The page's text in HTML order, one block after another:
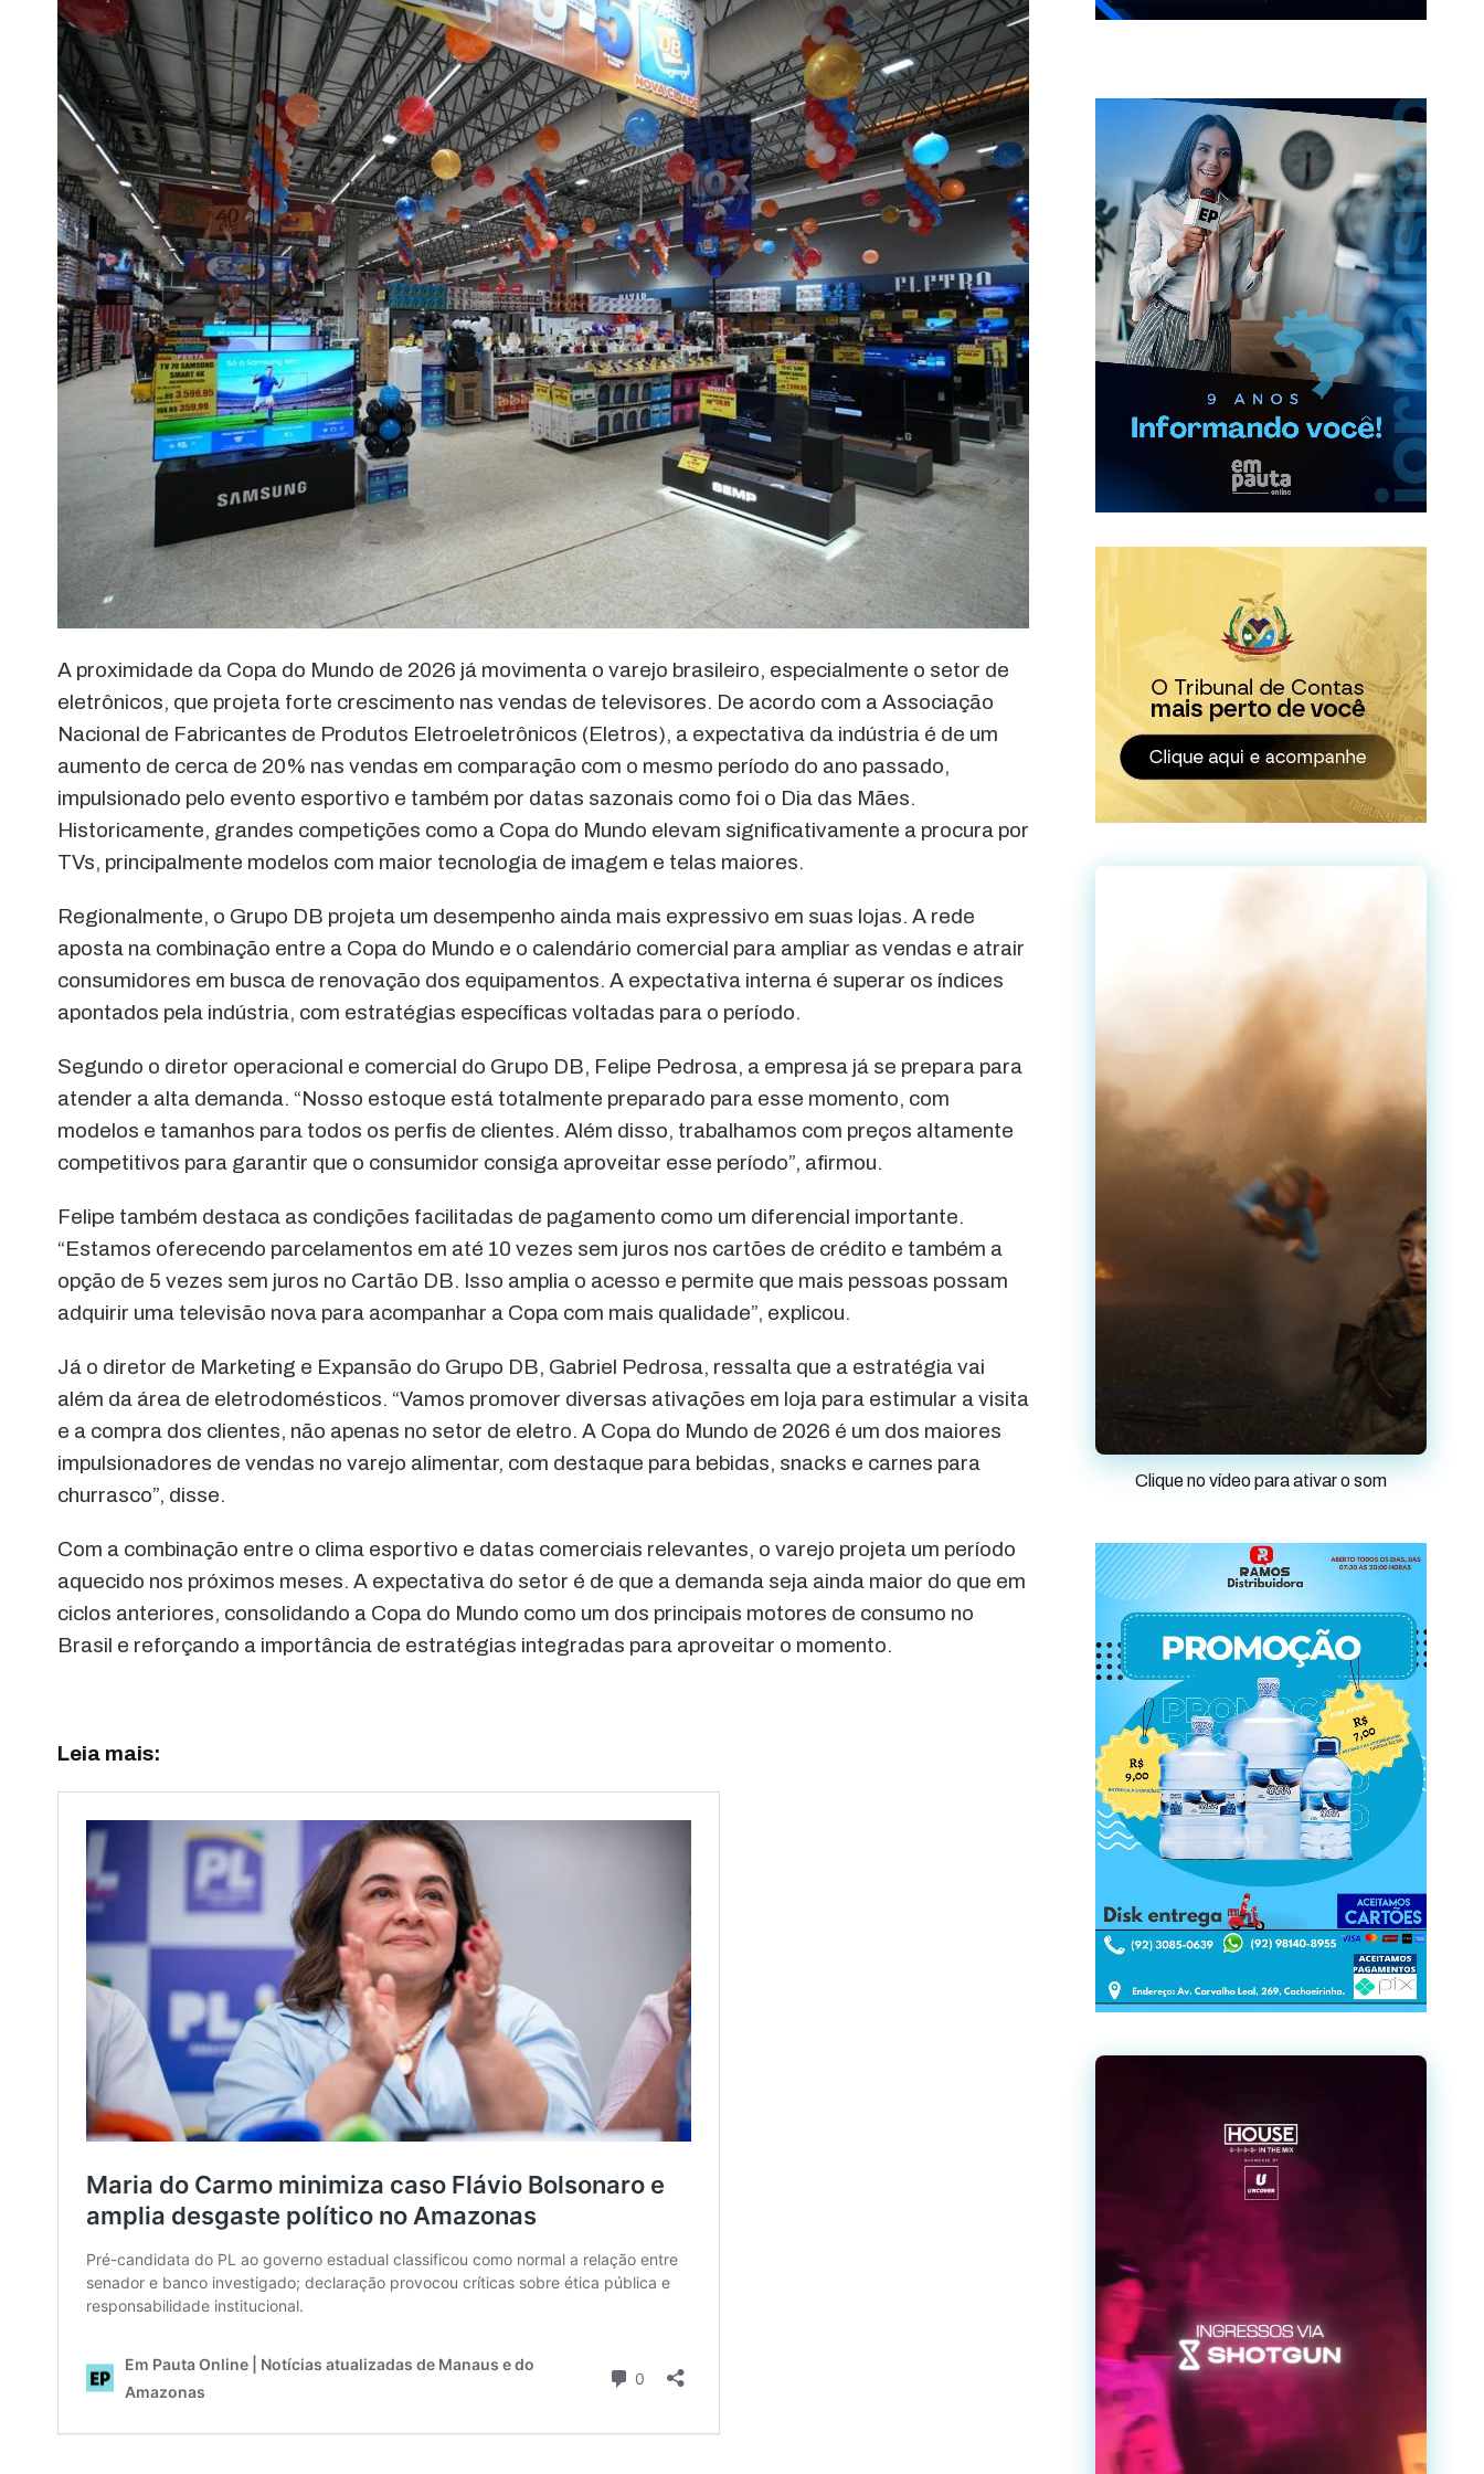
A proximidade da Copa do Mundo de 2026 já movimenta o varejo brasileiro, especialmente o setor de
eletrônicos, que projeta forte crescimento nas vendas de televisores. De acordo com a Associação
Nacional de Fabricantes de Produtos Eletroeletrônicos (Eletros), a expectativa da indústria é de um
aumento de cerca de 20% nas vendas em comparação com o mesmo período do ano passado,
impulsionado pelo evento esportivo e também por datas sazonais como foi o Dia das Mães.
Historicamente, grandes competições como a Copa do Mundo elevam significativamente a procura por
TVs, principalmente modelos com maior tecnologia de imagem e telas maiores.
Regionalmente, o Grupo DB projeta um desempenho ainda mais expressivo em suas lojas. A rede
aposta na combinação entre a Copa do Mundo e o calendário comercial para ampliar as vendas e atrair
consumidores em busca de renovação dos equipamentos. A expectativa interna é superar os índices
apontados pela indústria, com estratégias específicas voltadas para o período.
Segundo o diretor operacional e comercial do Grupo DB, Felipe Pedrosa, a empresa já se prepara para
atender a alta demanda. “Nosso estoque está totalmente preparado para esse momento, com
modelos e tamanhos para todos os perfis de clientes. Além disso, trabalhamos com preços altamente
competitivos para garantir que o consumidor consiga aproveitar esse período”, afirmou.
Felipe também destaca as condições facilitadas de pagamento como um diferencial importante.
“Estamos oferecendo parcelamentos em até 10 vezes sem juros nos cartões de crédito e também a
opção de 5 vezes sem juros no Cartão DB. Isso amplia o acesso e permite que mais pessoas possam
adquirir uma televisão nova para acompanhar a Copa com mais qualidade”, explicou.
Já o diretor de Marketing e Expansão do Grupo DB, Gabriel Pedrosa, ressalta que a estratégia vai
além da área de eletrodomésticos. “Vamos promover diversas ativações em loja para estimular a visita
e a compra dos clientes, não apenas no setor de eletro. A Copa do Mundo de 2026 é um dos maiores
impulsionadores de vendas no varejo alimentar, com destaque para bebidas, snacks e carnes para
churrasco”, disse.
Com a combinação entre o clima esportivo e datas comerciais relevantes, o varejo projeta um período
aquecido nos próximos meses. A expectativa do setor é de que a demanda seja ainda maior do que em
ciclos anteriores, consolidando a Copa do Mundo como um dos principais motores de consumo no
Brasil e reforçando a importância de estratégias integradas para aproveitar o momento.
Leia mais:
Clique no vídeo para ativar o som